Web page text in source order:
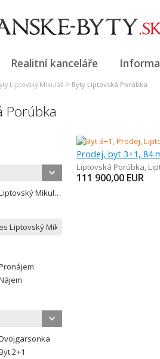
Realitní kanceláře
Liptovský Mikuláš > Byty Liptovská Porúbka
Porúbka
Mikuláš
2+1
Prodej, byt 3+1, 84
Liptovská Porúbka,
111 900,00 EUR